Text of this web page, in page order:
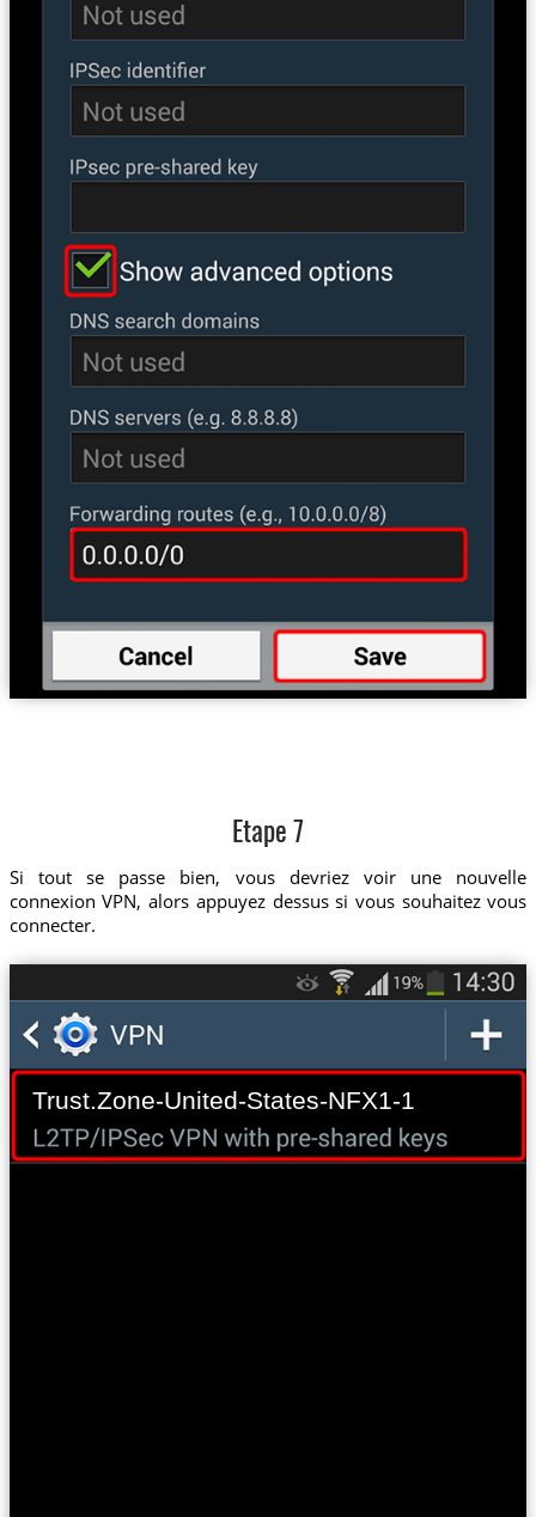
Etape 7
Si tout se passe bien, vous devriez voir une nouvelle
connexion VPN, alors appuyez dessus si vous souhaitez vous
connecter.
Trust.Zone-United-States-NFX1-1